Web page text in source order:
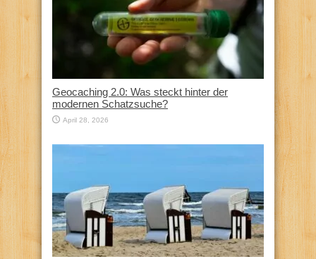
Geocaching 2.0: Was steckt hinter der
modernen Schatzsuche?
April 28, 2026